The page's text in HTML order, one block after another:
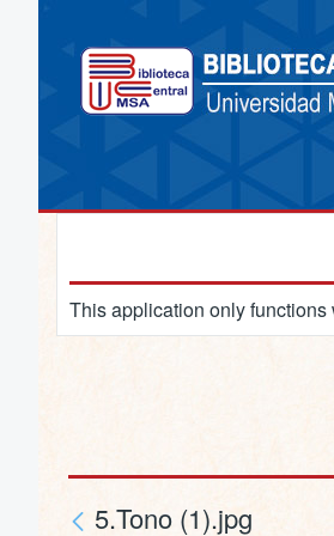
This application only
5.Tono (1).jpg